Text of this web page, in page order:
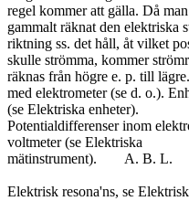
regel kommer att gälla. Då
gammalt räknat den elektriska
riktning ss. det håll, åt vilket
skulle strömma, kommer
räknas från högre e. p. till
med elektrometer (se d. o.).
(se Elektriska enheter).
Potentialdifferenser inom
voltmeter (se Elektriska
mätinstrument).	A. B. L.
Elektrisk resona'ns, se